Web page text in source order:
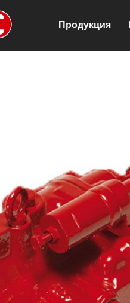
Продукция